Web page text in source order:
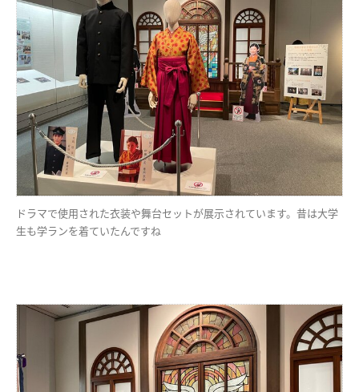
ドラマで使用された衣装や舞台セットが展示されています。昔は大学
生も学ランを着ていたんですね